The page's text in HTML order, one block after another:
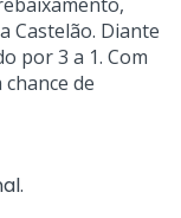
Castelão. Diante
por 3 a 1. Com
de